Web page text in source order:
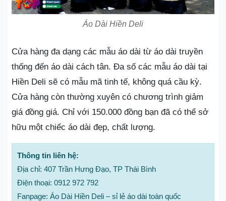
Áo Dài Hiền Deli
Cửa hàng đa dạng các mẫu áo dài từ áo dài truyền
thống đến áo dài cách tân. Đa số các mẫu áo dài tại
Hiền Deli sẽ có mẫu mã tinh tế, không quá cầu kỳ.
Cửa hàng còn thường xuyên có chương trình giảm
giá đồng giá. Chỉ với 150.000 đồng bạn đã có thể sở
hữu một chiếc áo dài đẹp, chất lượng.
Thông tin liên hệ:
Địa chỉ: 407 Trần Hưng Đạo, TP Thái Bình
Điện thoại: 0912 972 792
Fanpage: Áo Dài Hiền Deli – sỉ lẻ áo dài toàn quốc